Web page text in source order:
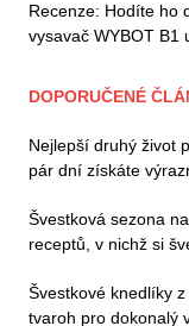
Recenze: Hodíte ho
vysavač WYBOT B1
DOPORUČENÉ
Nejlepší druhý život
pár dní získáte
Švestková sezona
receptů, v nichž si
Švestkové knedlíky
tvaroh pro dokonalý